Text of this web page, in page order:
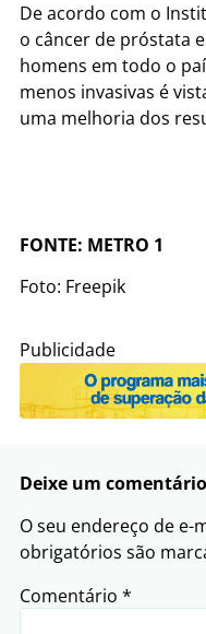
De acordo com o
o câncer de próstata
homens em todo o
menos invasivas é
uma melhoria dos
FONTE: METRO 1
Foto: Freepik
Publicidade
Deixe um comentário
O seu endereço de e-
obrigatórios são
Comentário *